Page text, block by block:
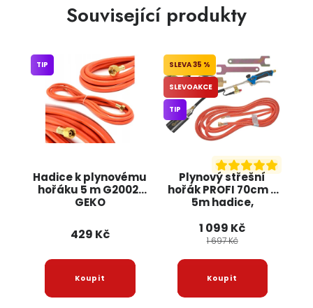
Související produkty
Hadice k plynovému
hořáku 5 m G20021
GEKO
TIP
429 Kč
Plynový střešní
hořák PROFI 70cm +
5m hadice,
zapalování G20013
GEKO
35 %
SLEVOAKCE
TIP
1 099 Kč
1 697 Kč